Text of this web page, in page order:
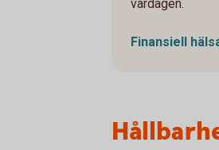
vardagen.
Finansiell